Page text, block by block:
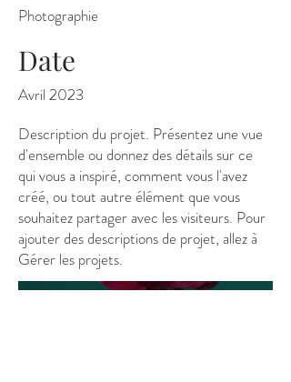
Photographie
Date
Avril 2023
Description du projet. Présentez une vue
d'ensemble ou donnez des détails sur ce
qui vous a inspiré, comment vous l'avez
créé, ou tout autre élément que vous
souhaitez partager avec les visiteurs. Pour
ajouter des descriptions de projet, allez à
Gérer les projets.